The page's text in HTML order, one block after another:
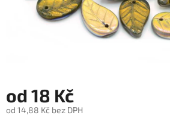
od 18 Kč
od 14,88 Kč bez DPH